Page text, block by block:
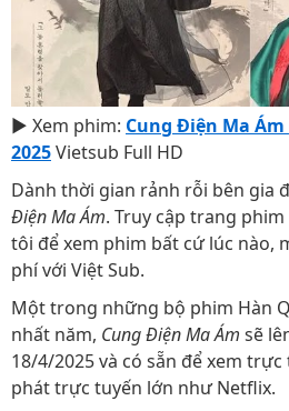
▶ Xem phim: Cung Điện Ma
2025Vietsub Full HD
Dành thời gian rảnh rỗi bên gia
Điện Ma Ám. Truy cập trang
tôi để xem phim bất cứ lúc nào,
phí với Việt Sub.
Một trong những bộ phim Hàn
nhất năm, Cung Điện Ma Ám sẽ
18/4/2025 và có sẵn để xem
phát trực tuyến lớn như Netflix.